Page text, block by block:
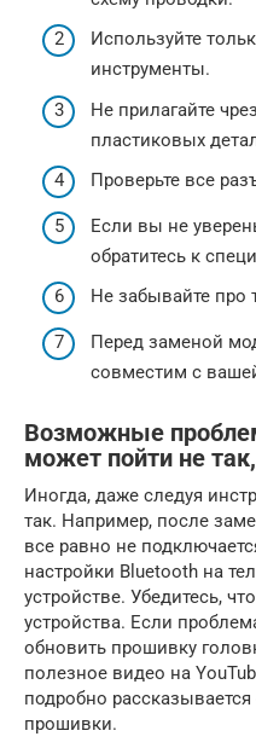
Используйте
инструменты.
Не прилагайте
пластиковых
Проверьте все
Если вы не
обратитесь к
Не забывайте про
Перед заменой
совместим с
Возможные
может пойти не
Иногда, даже следуя
так. Например, после
все равно не
настройки Bluetooth на
устройстве. Убедитесь,
устройства. Если
обновить прошивку
полезное видео на
подробно
прошивки.